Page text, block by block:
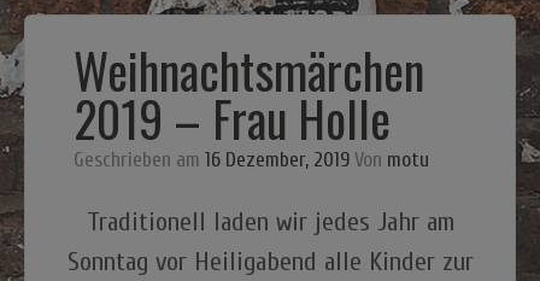
Kalender
Mitmachen
Impressum
Weihnachtsmärchen
2019 – Frau Holle
Geschrieben am 16 Dezember, 2019 Von motu
Traditionell laden wir jedes Jahr am
Sonntag vor Heiligabend alle Kinder zur